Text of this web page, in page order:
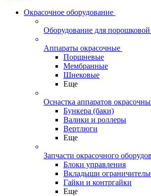
Окрасочное оборудование
Оборудование для порошковой
Аппараты окрасочные
Поршневые
Мембранные
Шнековые
Еще
Оснастка аппаратов
Бункера (баки)
Валики и роллеры
Вертлюги
Еще
Запчасти окрасочного
Блоки управления
Вкладыши
Гайки и контргайки
Еще